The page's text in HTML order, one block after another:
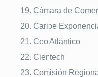
Cámara de
Caribe
Ceo Atlántico
Cientech
Comisión